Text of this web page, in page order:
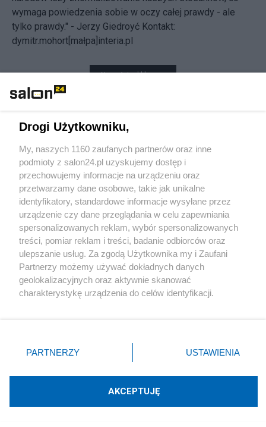
wymaga powiedzenia sobie w oczy całej prawdy - ale
tylko prawdy." - Jerzy Giedroyć Kontakt:
dymitr.mohort[małpa]interia.pl
Nowości od blogera
Odnaleziono szczątki legendarnego "Roja".
Poszukiwania IPN przyniosły efekt
Redakcja
Rocznica pogromu w Jedwabnem. Oficjalne
obchody i kontrowersje
Drogi Użytkowniku,
My, naszych 1160 zaufanych partnerów oraz inne
podmioty z salon24.pl uzyskujemy dostęp i
przechowujemy informacje na urządzeniu oraz
przetwarzamy dane osobowe, takie jak unikalne
identyfikatory, standardowe informacje wysyłane przez
urządzenie czy dane przeglądania w celu zapewniania
spersonalizowanych reklam, wybór spersonalizowanych
treści, pomiar reklam i treści, badanie odbiorców oraz
ulepszanie usług. Za zgodą Użytkownika my i Zaufani
Partnerzy możemy używać dokładnych danych
geolokalizacyjnych oraz aktywnie skanować
charakterystykę urządzenia do celów identyfikacji.
zmienić/wycofać klikając przycisk ustawień prywatności
znajdujący się w lewym dolnym rogu strony
rodzaje przetwarzania danych nie wymagają zgody
użytkownika, ale masz prawo sprzeciwić się takiemu
PARTNERZY USTAWIENIA
AKCEPTUJĘ